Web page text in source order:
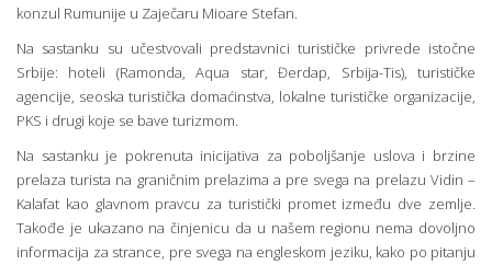
konzul Rumunije u Zaječaru Mioare Stefan.
Na sastanku su učestvovali predstavnici turističke privrede istočne
Srbije: hoteli (Ramonda, Aqua star, Đerdap, Srbija-Tis), turističke
agencije, seoska turistička domaćinstva, lokalne turističke organizacije,
PKS i drugi koje se bave turizmom.
Na sastanku je pokrenuta inicijativa za poboljšanje uslova i brzine
prelaza turista na graničnim prelazima a pre svega na prelazu Vidin –
Kalafat kao glavnom pravcu za turistički promet između dve zemlje.
Takođe je ukazano na činjenicu da u našem regionu nema dovoljno
informacija za strance, pre svega na engleskom jeziku, kako po pitanju